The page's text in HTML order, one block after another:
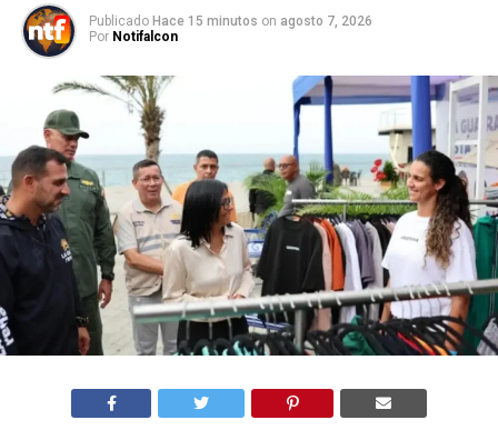
Publicado Hace 15 minutos on agosto 7, 2026
Por Notifalcon